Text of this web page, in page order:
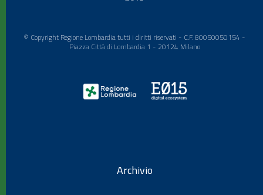
© Copyright Regione Lombardia tutti i diritti riservati - C.F. 80050050154 -
Piazza Città di Lombardia 1 - 20124 Milano
Archivio